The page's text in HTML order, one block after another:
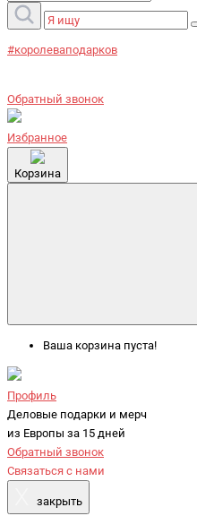
#королеваподарков
Обратный звонок
Избранное
Корзина
Ваша корзина пуста!
Профиль
Деловые подарки и мерч
из Европы за 15 дней
Обратный звонок
Связаться с нами
закрыть